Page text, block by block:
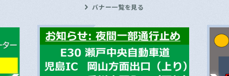
バナー一覧を見る